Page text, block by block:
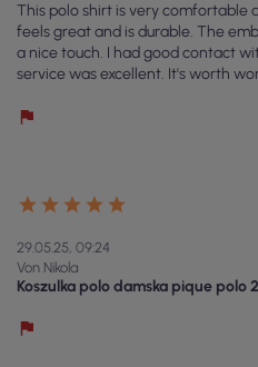
This polo shirt is very
feels great and is durable. The
a nice touch. I had good contact
service was excellent. It's worth
29.05.25, 09:24
Von Nikola
Koszulka polo damska pique polo